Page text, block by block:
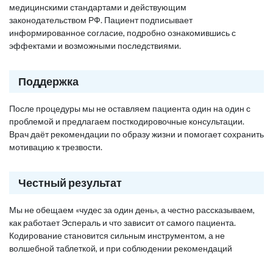
медицинскими стандартами и действующим
законодательством РФ. Пациент подписывает
информированное согласие, подробно ознакомившись с
эффектами и возможными последствиями.
Поддержка
После процедуры мы не оставляем пациента один на один с
проблемой и предлагаем посткодировочные консультации.
Врач даёт рекомендации по образу жизни и помогает сохранить
мотивацию к трезвости.
Честный результат
Мы не обещаем «чудес за один день», а честно рассказываем,
как работает Эспераль и что зависит от самого пациента.
Кодирование становится сильным инструментом, а не
волшебной таблеткой, и при соблюдении рекомендаций